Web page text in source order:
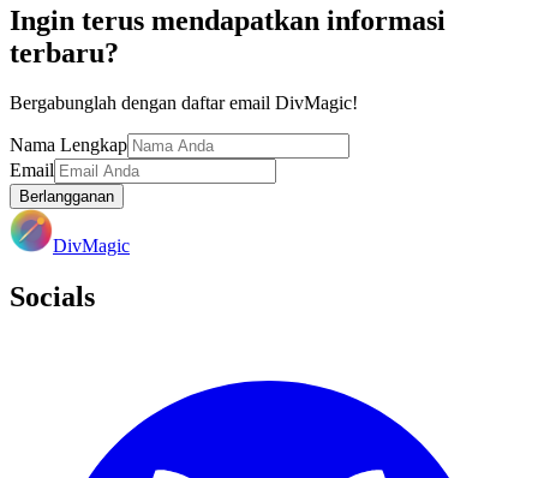
Ingin terus mendapatkan informasi
terbaru?
Bergabunglah dengan daftar email DivMagic!
Nama Lengkap
Email
Berlangganan
DivMagic
Socials